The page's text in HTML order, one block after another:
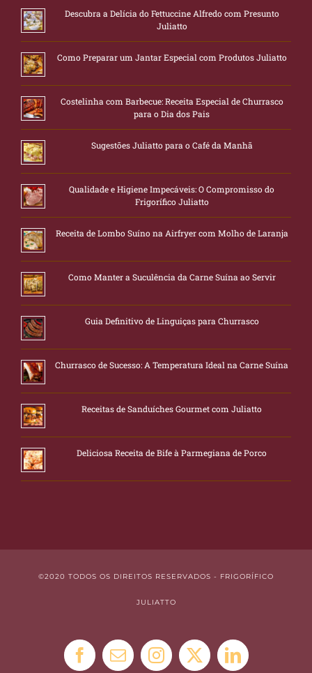
Descubra a Delícia do Fettuccine Alfredo com Presunto
Juliatto
Como Preparar um Jantar Especial com Produtos Juliatto
Costelinha com Barbecue: Receita Especial de Churrasco
para o Dia dos Pais
Sugestões Juliatto para o Café da Manhã
Qualidade e Higiene Impecáveis: O Compromisso do
Frigorífico Juliatto
Receita de Lombo Suíno na Airfryer com Molho de Laranja
Como Manter a Suculência da Carne Suína ao Servir
Guia Definitivo de Linguiças para Churrasco
Churrasco de Sucesso: A Temperatura Ideal na Carne Suína
Receitas de Sanduíches Gourmet com Juliatto
Deliciosa Receita de Bife à Parmegiana de Porco
©2020 TODOS OS DIREITOS RESERVADOS - FRIGORÍFICO
JULIATTO
Facebook
E-
Instagram
X LinkedIn